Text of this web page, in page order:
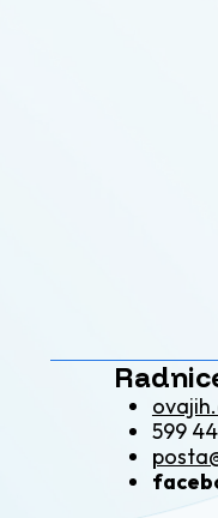
599